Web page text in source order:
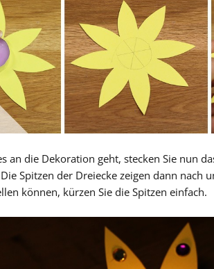
an die Dekoration geht, stecken Sie nun
Spitzen der Dreiecke zeigen dann nach
können, kürzen Sie die Spitzen einfach.